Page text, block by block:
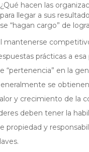
¿Qué hacen las
para llegar a sus
se “hagan cargo” de
mantenerse
prácticas a
“pertenencia” en la
se
y crecimiento de la
deben tener la
propiedad y